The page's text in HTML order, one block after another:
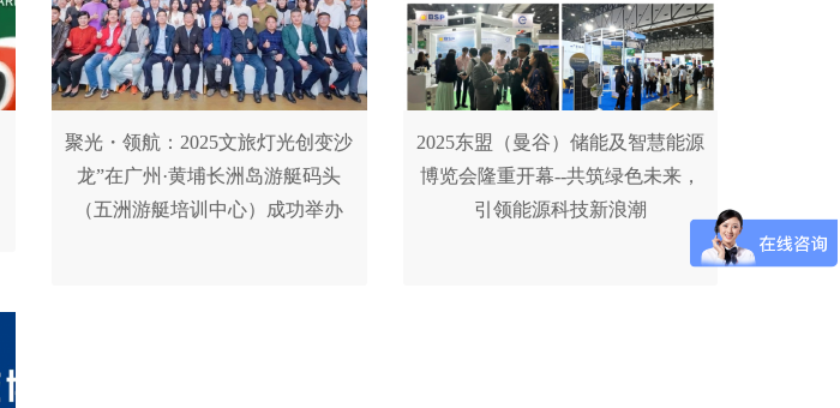
聚光・领航：2025文旅灯光创变沙
龙”在广州·黄埔长洲岛游艇码头
（五洲游艇培训中心）成功举办
2025东盟（曼谷）储能及智慧能源
博览会隆重开幕--共筑绿色未来，
引领能源科技新浪潮